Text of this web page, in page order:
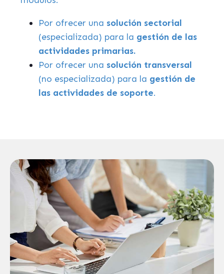
Por ofrecer una solución sectorial
(especializada) para la gestión de las
actividades primarias.
Por ofrecer una solución transversal
(no especializada) para la gestión de
las actividades de soporte.